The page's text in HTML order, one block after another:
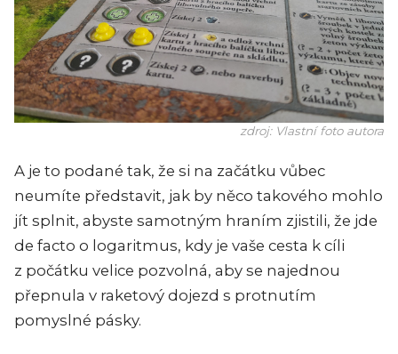
zdroj: Vlastní foto autora
A je to podané tak, že si na začátku vůbec
neumíte představit, jak by něco takového mohlo
jít splnit, abyste samotným hraním zjistili, že jde
de facto o logaritmus, kdy je vaše cesta k cíli
z počátku velice pozvolná, aby se najednou
přepnula v raketový dojezd s protnutím
pomyslné pásky.